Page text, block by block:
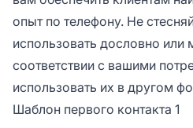
опыт по телефону. Не
использовать дословно или
соответствии с вашими
использовать их в другом
Шаблон первого контакта 1